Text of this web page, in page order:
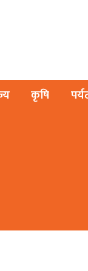
कृषि